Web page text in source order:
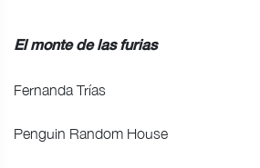
El monte de las furias
Fernanda Trías
Penguin Random House